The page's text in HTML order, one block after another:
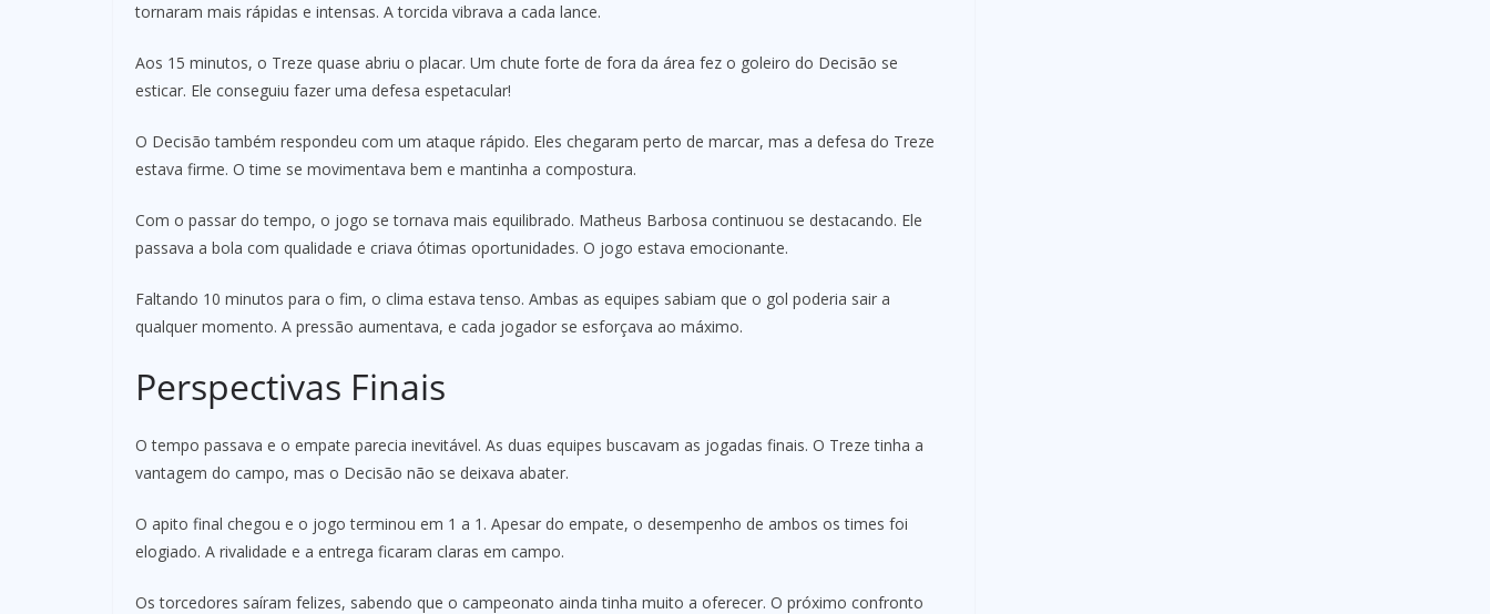
tornaram mais rápidas e intensas. A torcida vibrava a cada lance.
Aos 15 minutos, o Treze quase abriu o placar. Um chute forte de fora da área fez o goleiro do Decisão se
esticar. Ele conseguiu fazer uma defesa espetacular!
O Decisão também respondeu com um ataque rápido. Eles chegaram perto de marcar, mas a defesa do Treze
estava firme. O time se movimentava bem e mantinha a compostura.
Com o passar do tempo, o jogo se tornava mais equilibrado. Matheus Barbosa continuou se destacando. Ele
passava a bola com qualidade e criava ótimas oportunidades. O jogo estava emocionante.
Faltando 10 minutos para o fim, o clima estava tenso. Ambas as equipes sabiam que o gol poderia sair a
qualquer momento. A pressão aumentava, e cada jogador se esforçava ao máximo.
Perspectivas Finais
O tempo passava e o empate parecia inevitável. As duas equipes buscavam as jogadas finais. O Treze tinha a
vantagem do campo, mas o Decisão não se deixava abater.
O apito final chegou e o jogo terminou em 1 a 1. Apesar do empate, o desempenho de ambos os times foi
elogiado. A rivalidade e a entrega ficaram claras em campo.
Os torcedores saíram felizes, sabendo que o campeonato ainda tinha muito a oferecer. O próximo confronto